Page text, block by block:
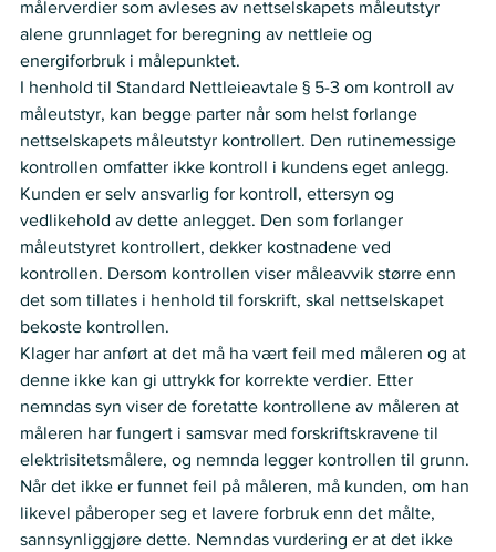
målerverdier som avleses av nettselskapets måleutstyr
alene grunnlaget for beregning av nettleie og
energiforbruk i målepunktet.
I henhold til Standard Nettleieavtale § 5-3 om kontroll av
måleutstyr, kan begge parter når som helst forlange
nettselskapets måleutstyr kontrollert. Den rutinemessige
kontrollen omfatter ikke kontroll i kundens eget anlegg.
Kunden er selv ansvarlig for kontroll, ettersyn og
vedlikehold av dette anlegget. Den som forlanger
måleutstyret kontrollert, dekker kostnadene ved
kontrollen. Dersom kontrollen viser måleavvik større enn
det som tillates i henhold til forskrift, skal nettselskapet
bekoste kontrollen.
Klager har anført at det må ha vært feil med måleren og at
denne ikke kan gi uttrykk for korrekte verdier. Etter
nemndas syn viser de foretatte kontrollene av måleren at
måleren har fungert i samsvar med forskriftskravene til
elektrisitetsmålere, og nemnda legger kontrollen til grunn.
Når det ikke er funnet feil på måleren, må kunden, om han
likevel påberoper seg et lavere forbruk enn det målte,
sannsynliggjøre dette. Nemndas vurdering er at det ikke